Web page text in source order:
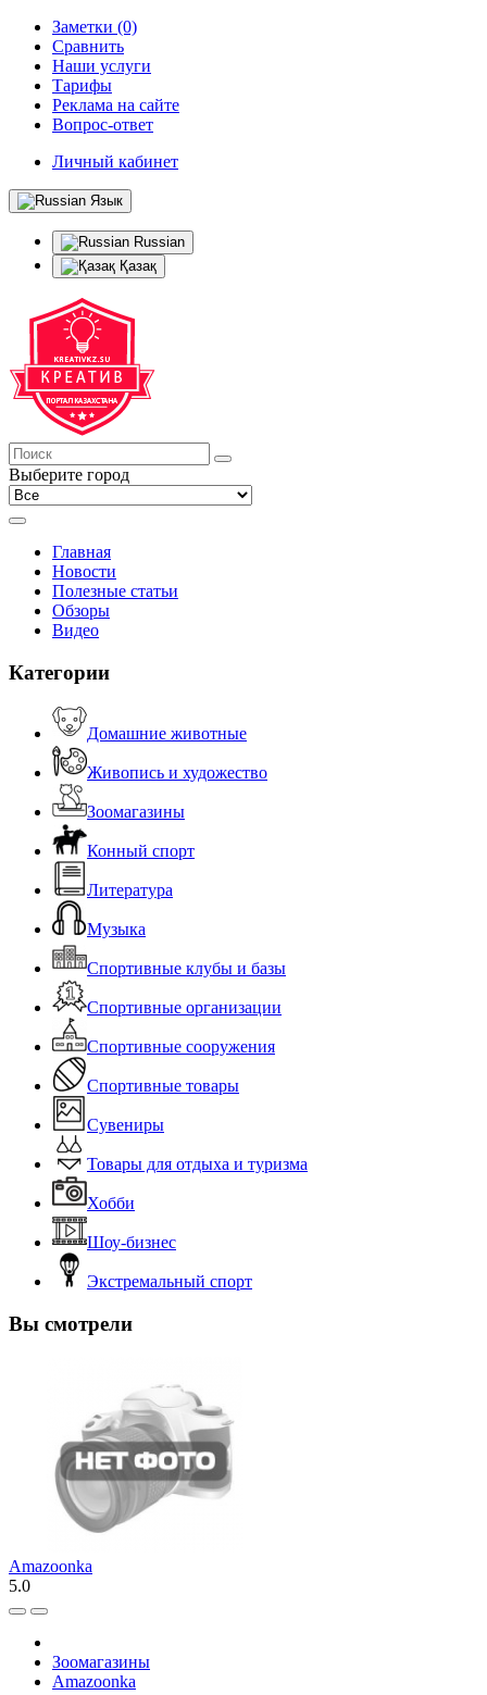
Заметки (0)
Сравнить
Наши услуги
Тарифы
Реклама на сайте
Вопрос-ответ
Личный кабинет
Язык
Russian
Қазақ
Выберите город
Главная
Новости
Полезные статьи
Обзоры
Видео
Категории
Домашние животные
Живопись и художество
Зоомагазины
Конный спорт
Литература
Музыка
Спортивные клубы и базы
Спортивные организации
Спортивные сооружения
Спортивные товары
Сувениры
Товары для отдыха и туризма
Хобби
Шоу-бизнес
Экстремальный спорт
Вы смотрели
Amazoonka
5.0
Зоомагазины
Amazoonka